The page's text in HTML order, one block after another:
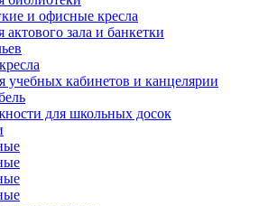
и офисные кресла
актового зала и банкетки
кабинетов и канцелярии
для школьных досок